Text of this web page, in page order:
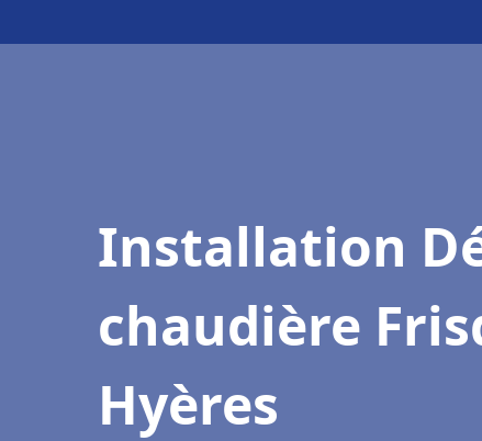
Installation
chaudière
Hyères